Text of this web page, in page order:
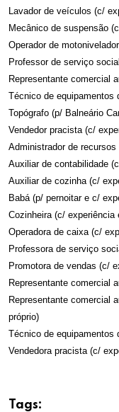
Lavador de veículos (c/
Mecânico de suspensão
Operador de
Professor de serviço
Representante comercial
Técnico de equipamentos
Topógrafo (p/ Balneário
Vendedor pracista (c/
Administrador de
Auxiliar de contabilidade
Auxiliar de cozinha (c/
Babá (p/ pernoitar e c/
Cozinheira (c/ experiência
Operadora de caixa (c/
Professora de serviço
Promotora de vendas (c/
Representante comercial
Representante comercial
próprio)
Técnico de equipamentos
Vendedora pracista (c/
Tags: